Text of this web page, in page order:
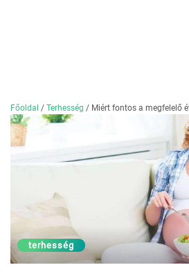
Főoldal / Terhesség / Miért fontos a megfelelő
terhesség